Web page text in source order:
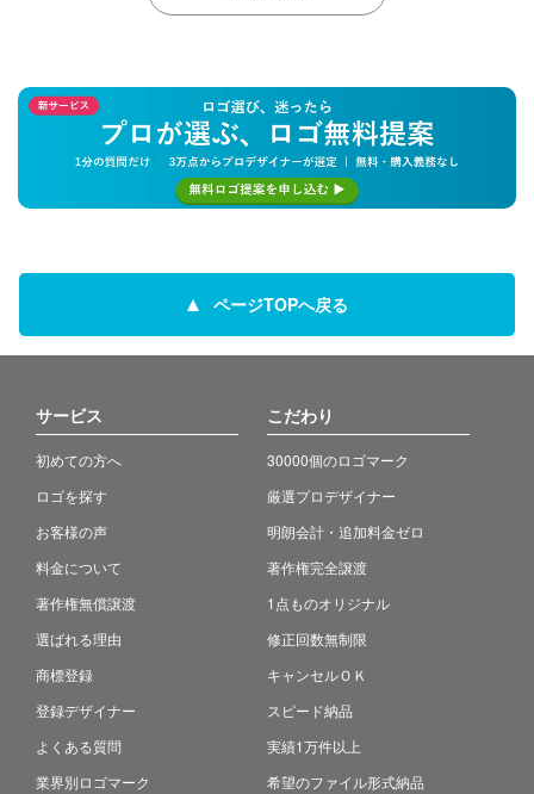
ページTOPへ戻る
サービス
初めての方へ
ロゴを探す
お客様の声
料金について
著作権無償譲渡
選ばれる理由
商標登録
登録デザイナー
よくある質問
業界別ロゴマーク
こだわり
30000個のロゴマーク
厳選プロデザイナー
明朗会計・追加料金ゼロ
著作権完全譲渡
1点ものオリジナル
修正回数無制限
キャンセルＯＫ
スピード納品
実績1万件以上
希望のファイル形式納品